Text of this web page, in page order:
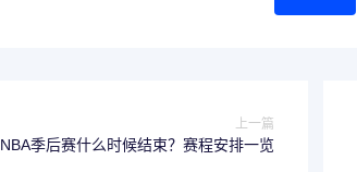
上一篇
NBA季后赛什么时候结束？赛程安排一览